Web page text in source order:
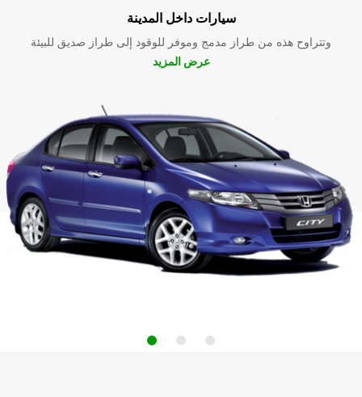
سيارات داخل المدينة
وتتراوح هذه من طراز مدمج وموفر للوقود إلى طراز صديق للبيئة
عرض المزيد